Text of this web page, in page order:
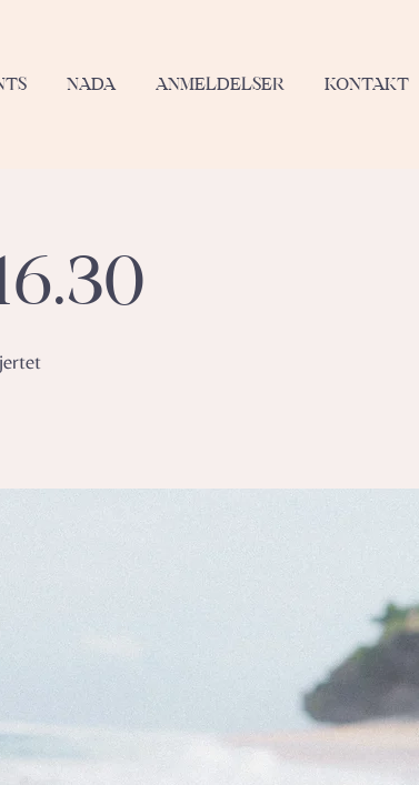
NADA ANMELDELSER KONTAKT